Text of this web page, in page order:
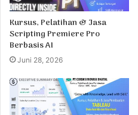
Kursus, Pelatihan & Jasa
Scripting Premiere Pro
Berbasis AI
Juni 28, 2026